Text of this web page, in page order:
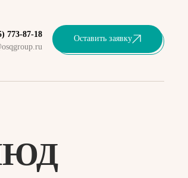
773-87-18
Оставить заявку